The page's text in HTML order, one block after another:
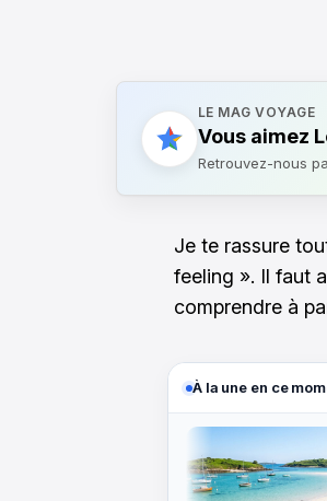
LE MAG VOYAGE
Vous aimez
Retrouvez-nous
Je te rassure
feeling ». Il faut
comprendre à
À la une en ce